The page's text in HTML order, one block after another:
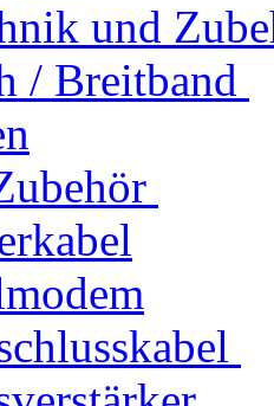
und
/ Breitband